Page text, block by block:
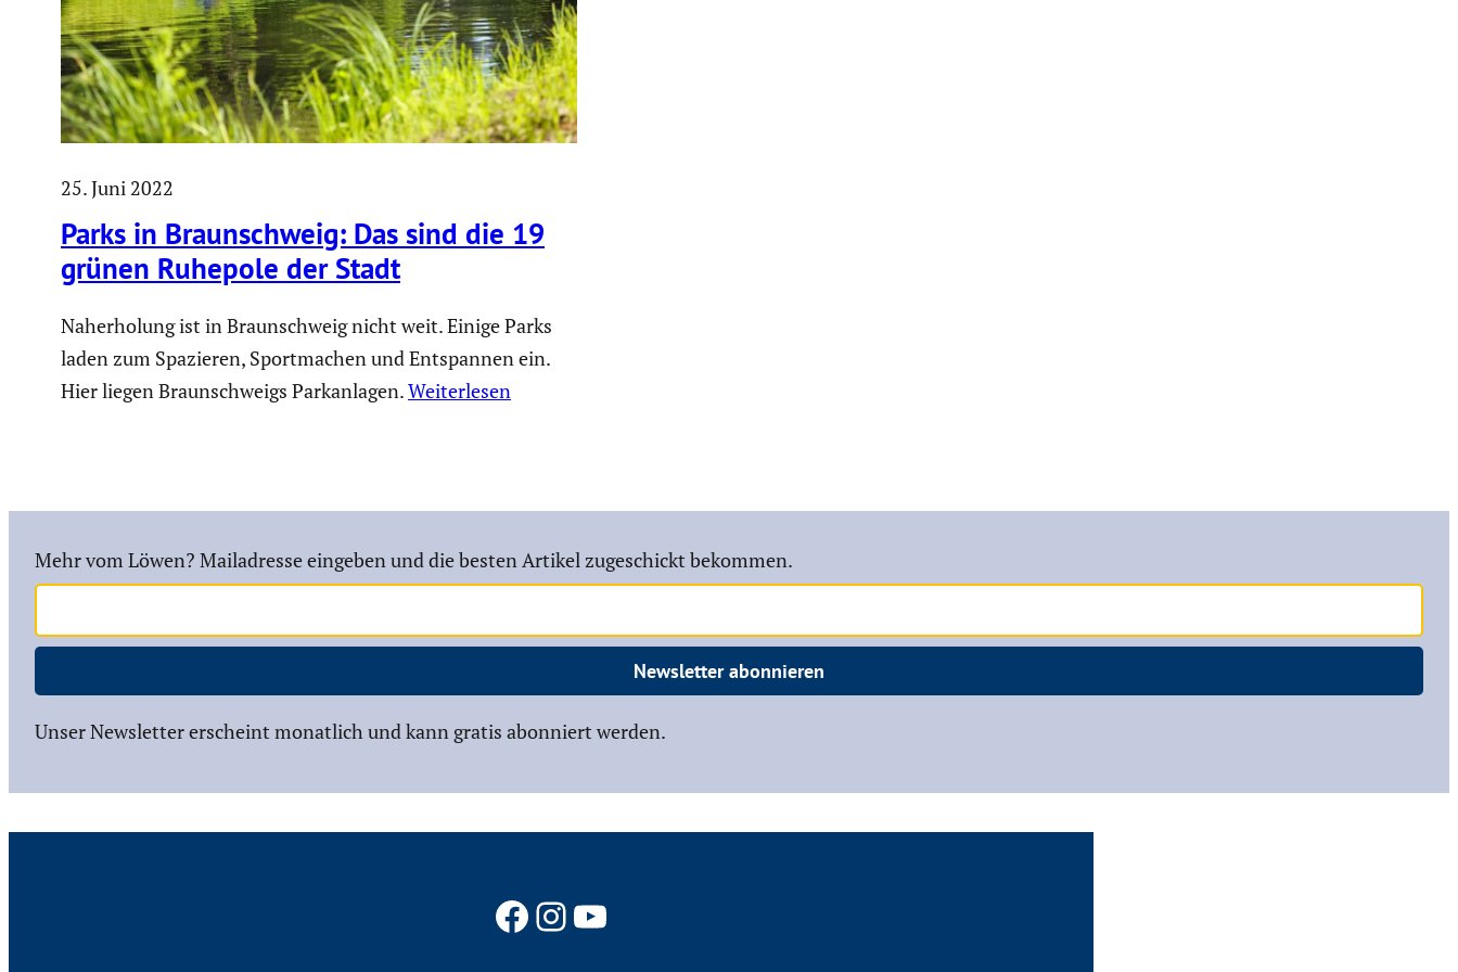
25. Juni 2022
Parks in Braun­schweig: Das sind die 19
grünen Ruhepole der Stadt
Naherholung ist in Braunschweig nicht weit. Einige Parks
laden zum Spazieren, Sportmachen und Entspannen ein.
Hier liegen Braunschweigs Parkanlagen.Weiterlesen
Mehr vom Löwen? Mailadresse eingeben und die besten Artikel zugeschickt bekommen.
Newsletter abonnieren
Unser Newsletter erscheint monatlich und kann gratis abonniert werden.
Facebook
Instagram
YouTube